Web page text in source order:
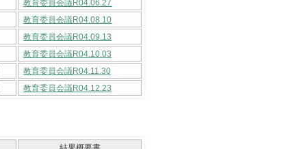
教育委員会議R04.06.27
教育委員会議R04.08.10
教育委員会議R04.09.13
教育委員会議R04.10.03
教育委員会議R04.11.30
教育委員会議R04.12.23
結果概要書